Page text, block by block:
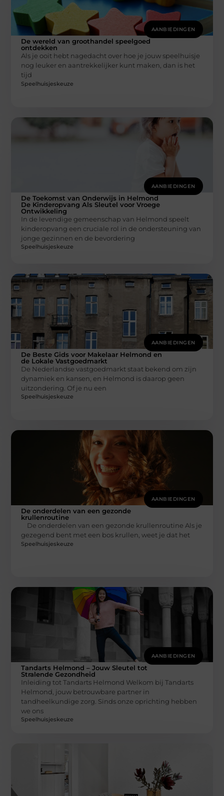
AANBIEDINGEN
De wereld van groothandel speelgoed
ontdekken
Als je ooit hebt nagedacht over hoe je jouw speelhuisje
nog leuker en aantrekkelijker kunt maken, dan is het
tijd
Speelhuisjeskeuze
AANBIEDINGEN
De Toekomst van Onderwijs in Helmond
De Kinderopvang Als Sleutel voor Vroege
Ontwikkeling
In de levendige gemeenschap van Helmond speelt
kinderopvang een cruciale rol in de ondersteuning van
jonge gezinnen en de bevordering
Speelhuisjeskeuze
AANBIEDINGEN
De Beste Gids voor Makelaar Helmond en
de Lokale Vastgoedmarkt
De Nederlandse vastgoedmarkt staat bekend om zijn
dynamiek en kansen, en Helmond is daarop geen
uitzondering. Of je nu een
Speelhuisjeskeuze
AANBIEDINGEN
De onderdelen van een gezonde
krullenroutine
De onderdelen van een gezonde krullenroutine Als je
gezegend bent met een bos krullen, weet je dat het
Speelhuisjeskeuze
AANBIEDINGEN
Tandarts Helmond – Jouw Sleutel tot
Stralende Gezondheid
Inleiding tot Tandarts Helmond Welkom bij Tandarts
Helmond, jouw betrouwbare partner in
tandheelkundige zorg. Sinds onze oprichting hebben
we ons
Speelhuisjeskeuze